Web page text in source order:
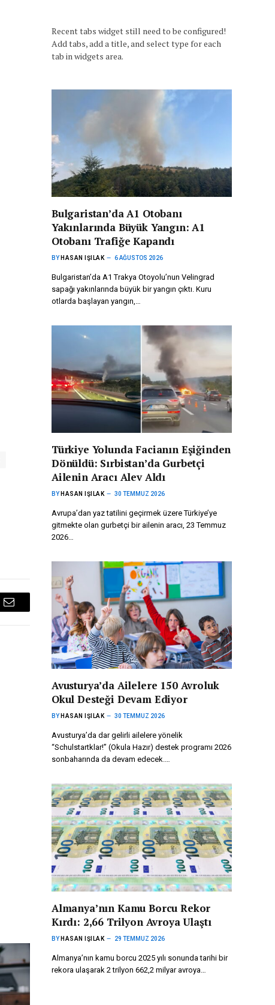
Email
Recent tabs widget still need to be configured!
Add tabs, add a title, and select type for each
tab in widgets area.
Bulgaristan’da A1 Otobanı
Yakınlarında Büyük Yangın: A1
Otobanı Trafiğe Kapandı
BY HASAN IŞILAK 6 AĞUSTOS 2026
Bulgaristan’da A1 Trakya Otoyolu’nun Velingrad
sapağı yakınlarında büyük bir yangın çıktı. Kuru
otlarda başlayan yangın,…
Türkiye Yolunda Facianın Eşiğinden
Dönüldü: Sırbistan’da Gurbetçi
Ailenin Aracı Alev Aldı
BY HASAN IŞILAK 30 TEMMUZ 2026
Avrupa’dan yaz tatilini geçirmek üzere Türkiye’ye
gitmekte olan gurbetçi bir ailenin aracı, 23 Temmuz
2026…
Avusturya’da Ailelere 150 Avroluk
Okul Desteği Devam Ediyor
BY HASAN IŞILAK 30 TEMMUZ 2026
Avusturya’da dar gelirli ailelere yönelik
“Schulstartklar!” (Okula Hazır) destek programı 2026
sonbaharında da devam edecek.…
Almanya’nın Kamu Borcu Rekor
Kırdı: 2,66 Trilyon Avroya Ulaştı
BY HASAN IŞILAK 29 TEMMUZ 2026
Almanya’nın kamu borcu 2025 yılı sonunda tarihi bir
rekora ulaşarak 2 trilyon 662,2 milyar avroya…